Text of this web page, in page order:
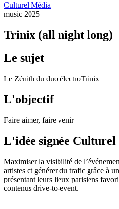
Culturel Média
music 2025
Trinix (all night long)
Le sujet
Le Zénith du duo électroTrinix
L'objectif
Faire aimer, faire venir
L'idée signée Culturel
Maximiser la visibilité de
artistes et générer du trafic grâce à
présentant leurs lieux parisiens
contenus drive-to-event.